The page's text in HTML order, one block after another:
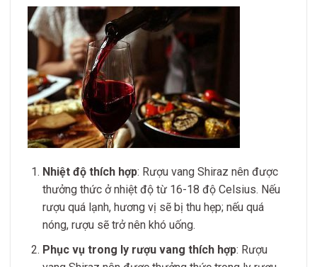
Nhiệt độ thích hợp: Rượu vang Shiraz nên được
thưởng thức ở nhiệt độ từ 16-18 độ Celsius. Nếu
rượu quá lạnh, hương vị sẽ bị thu hẹp; nếu quá
nóng, rượu sẽ trở nên khó uống.
Phục vụ trong ly rượu vang thích hợp: Rượu